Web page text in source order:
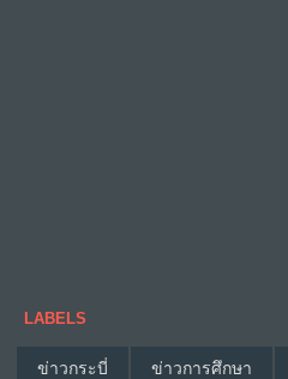
LABELS
ข่าวกระบี่ ข่าวการศึกษา